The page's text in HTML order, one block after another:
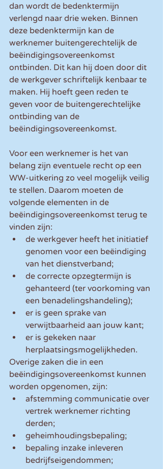
dan wordt de bedenktermijn
verlengd naar drie weken. Binnen
deze bedenktermijn kan de
werknemer buitengerechtelijk de
beëindigingsovereenkomst
ontbinden. Dit kan hij doen door dit
de werkgever schriftelijk kenbaar te
maken. Hij hoeft geen reden te
geven voor de buitengerechtelijke
ontbinding van de
beëindigingsovereenkomst.
Voor een werknemer is het van
belang zijn eventuele recht op een
WW-uitkering zo veel mogelijk veilig
te stellen. Daarom moeten de
volgende elementen in de
beëindigingsovereenkomst terug te
vinden zijn:
de werkgever heeft het initiatief
genomen voor een beëindiging
van het dienstverband;
de correcte opzegtermijn is
gehanteerd (ter voorkoming van
een benadelingshandeling);
er is geen sprake van
verwijtbaarheid aan jouw kant;
er is gekeken naar
herplaatsingsmogelijkheden.
Overige zaken die in een
beëindigingsovereenkomst kunnen
worden opgenomen, zijn:
afstemming communicatie over
vertrek werknemer richting
derden;
geheimhoudingsbepaling;
bepaling inzake inleveren
bedrijfseigendommen;